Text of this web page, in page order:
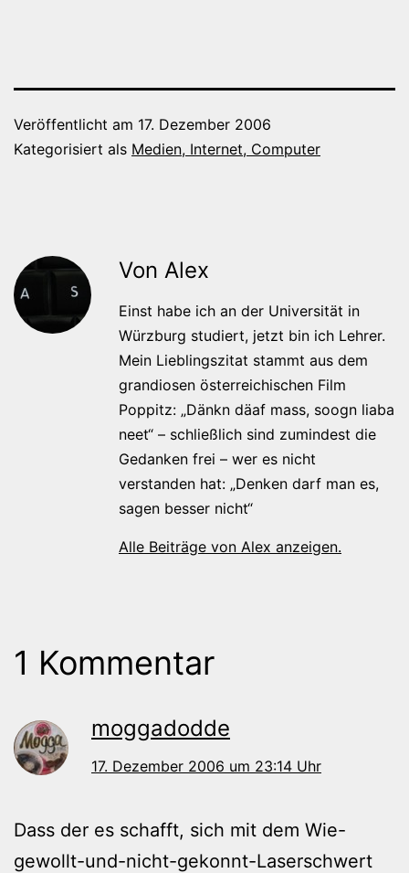
Veröffentlicht am 17. Dezember 2006
Kategorisiert als Medien, Internet, Computer
Von Alex
Einst habe ich an der Universität in
Würzburg studiert, jetzt bin ich Lehrer.
Mein Lieblingszitat stammt aus dem
grandiosen österreichischen Film
Poppitz: „Dänkn däaf mass, soogn liaba
neet“ – schließlich sind zumindest die
Gedanken frei – wer es nicht
verstanden hat: „Denken darf man es,
sagen besser nicht“
Alle Beiträge von Alex anzeigen.
1 Kommentar
moggadodde
17. Dezember 2006 um 23:14 Uhr
Dass der es schafft, sich mit dem Wie-
gewollt-und-nicht-gekonnt-Laserschwert